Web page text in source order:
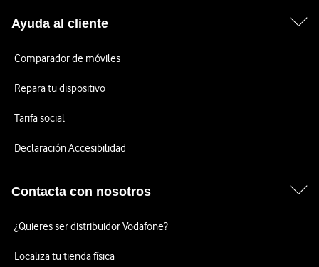
Ayuda al cliente
Comparador de móviles
Repara tu dispositivo
Tarifa social
Declaración Accesibilidad
Contacta con nosotros
¿Quieres ser distribuidor Vodafone?
Localiza tu tienda física